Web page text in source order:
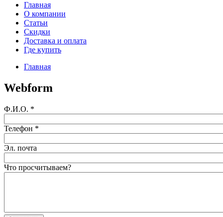
Главная
О компании
Статьи
Скидки
Доставка и оплата
Где купить
Главная
Webform
Ф.И.О. *
Телефон *
Эл. почта
Что просчитываем?